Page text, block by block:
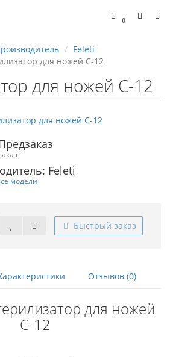
0
Feleti
для ножей С-12
для ножей С-12
Feleti
модели
Быстрый заказ
Отзывов (0)
для ножей
С-12